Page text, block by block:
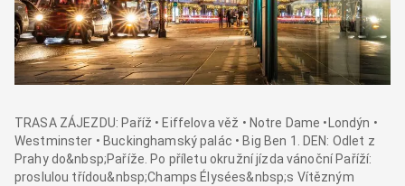
TRASA ZÁJEZDU: Paříž • Eiffelova věž • Notre Dame •Londýn •
Westminster • Buckinghamský palác • Big Ben 1. DEN: Odlet z
Prahy do&nbsp;Paříže. Po příletu okružní jízda vánoční Paříží:
proslulou třídou&nbsp;Champs Élysées&nbsp;s Vítězným